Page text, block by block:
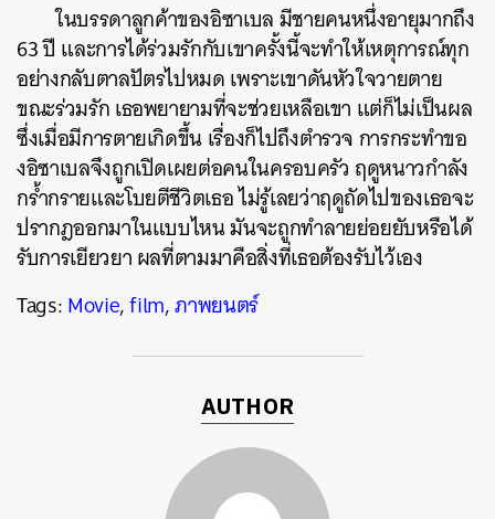
ในบรรดาลูกค้าของอิซาเบล มีชายคนหนึ่งอายุมากถึง
63 ปี และการได้ร่วมรักกับเขาครั้งนี้จะทำให้เหตุการณ์ทุก
อย่างกลับตาลปัตรไปหมด เพราะเขาดันหัวใจวายตาย
ขณะร่วมรัก เธอพยายามที่จะช่วยเหลือเขา แต่ก็ไม่เป็นผล
ซึ่งเมื่อมีการตายเกิดขึ้น เรื่องก็ไปถึงตำรวจ การกระทำขอ
งอิซาเบลจึงถูกเปิดเผยต่อคนในครอบครัว ฤดูหนาวกำลัง
กร้ำกรายและโบยตีชีวิตเธอ ไม่รู้เลยว่าฤดูถัดไปของเธอจะ
ปรากฎออกมาในแบบไหน มันจะถูกทำลายย่อยยับหรือได้
รับการเยียวยา ผลที่ตามมาคือสิ่งที่เธอต้องรับไว้เอง
Tags:Movie,film,ภาพยนตร์
AUTHOR